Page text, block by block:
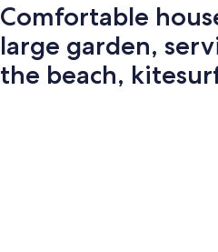
Comfortable
large garden,
the beach,